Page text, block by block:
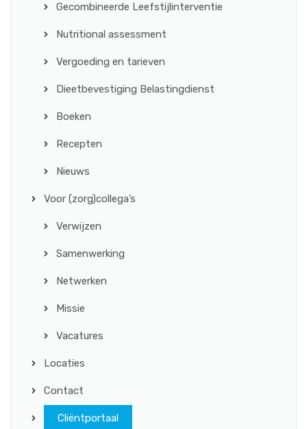
Gecombineerde Leefstijlinterventie
Nutritional assessment
Vergoeding en tarieven
Dieetbevestiging Belastingdienst
Boeken
Recepten
Nieuws
Voor (zorg)collega’s
Verwijzen
Samenwerking
Netwerken
Missie
Vacatures
Locaties
Contact
Cliëntportaal